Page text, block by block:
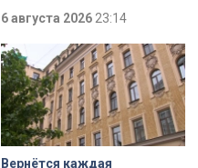
которые толкнули его на страшное
вынес мертвеца из дома на улице
Луначарского, выдавая
бездыханного мужчину за
изрядно перебравшего приятеля.
6 августа 202623:14
Вернётся каждая